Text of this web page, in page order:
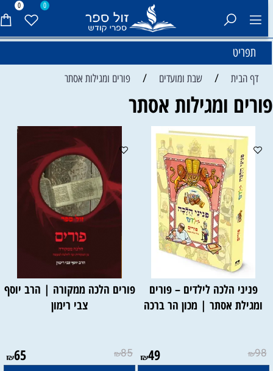
0 0
תפריט
דף הבית / שבת ומועדים / פורים ומגילות אסתר
ומגילות אסתר
פניני הלכה לילדים – פורים
ומגילת אסתר | מכון הר ברכה
₪98
₪49
פורים הלכה ממקורה | הרב יוסף
צבי רימון
₪85
₪65